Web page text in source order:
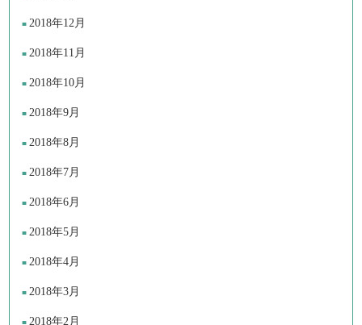
2018年12月
2018年11月
2018年10月
2018年9月
2018年8月
2018年7月
2018年6月
2018年5月
2018年4月
2018年3月
2018年2月